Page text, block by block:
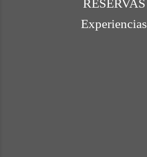
RESERVAS
Experiencias